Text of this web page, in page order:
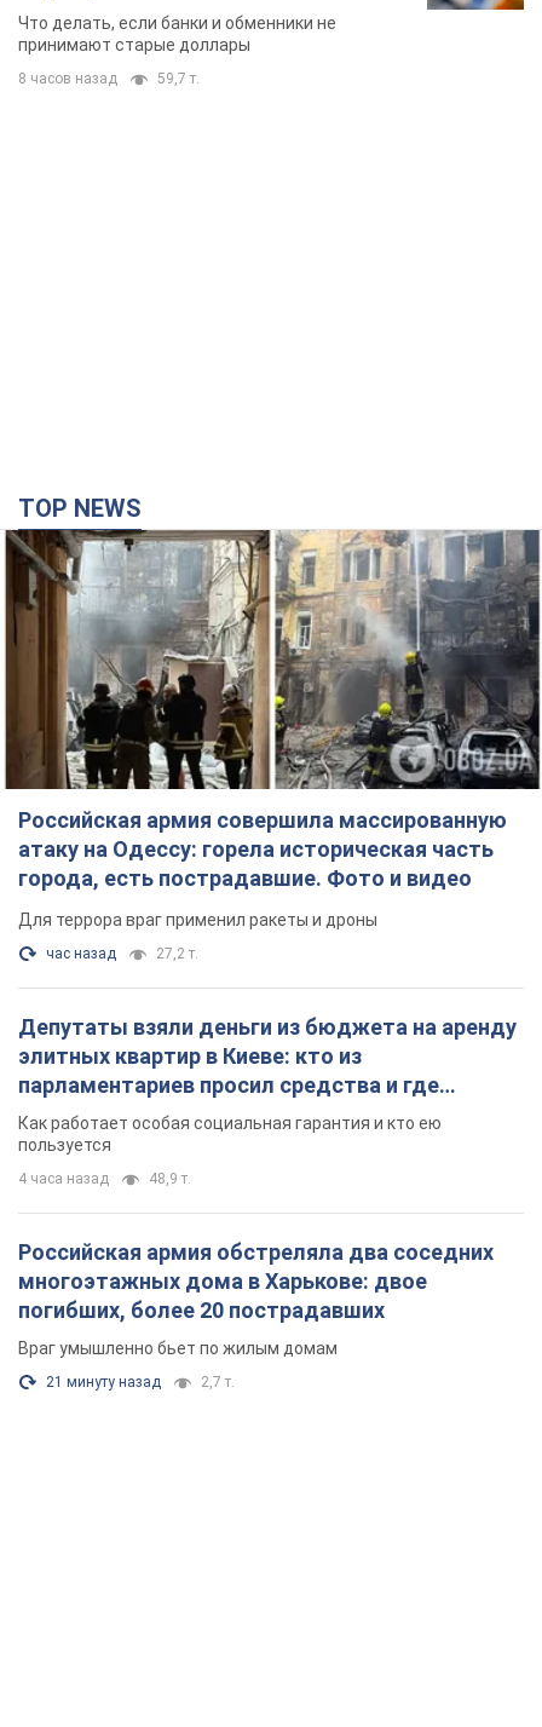
банки такие купюры
Что делать, если банки и обменники не
принимают старые доллары
8 часов назад 59,7 т.
TOP NEWS
Российская армия совершила массированную
атаку на Одессу: горела историческая часть
города, есть пострадавшие. Фото и видео
Для террора враг применил ракеты и дроны
час назад 27,2 т.
Депутаты взяли деньги из бюджета на аренду
элитных квартир в Киеве: кто из
парламентариев просил средства и где
поселился
Как работает особая социальная гарантия и кто ею
пользуется
4 часа назад 48,9 т.
Российская армия обстреляла два соседних
многоэтажных дома в Харькове: двое
погибших, более 20 пострадавших
Враг умышленно бьет по жилым домам
21 минуту назад 2,7 т.